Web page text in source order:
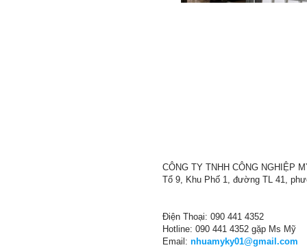
CÔNG TY TNHH CÔNG NGHIỆP
Tổ 9, Khu Phố 1, đường TL 41,
Điện Thoại: 090 441 4352
Hotline: 090 441 4352 gặp Ms Mỹ
Email: nhuamyky01@gmail.com